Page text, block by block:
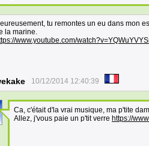
tu remontes un eu dans mon
la marine.
www.youtube.com/
10/12/2014 12:40:39
Ca, c'était d'la vrai musique, ma p'tite
Allez, j'vous paie un p'tit verre https://